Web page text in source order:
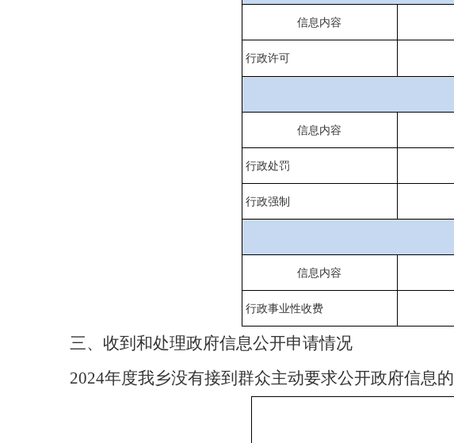
信息内容
行政许可
信息内容
行政处罚
行政强制
信息内容
行政事业性收费
三、 收到和处理政府信息公开申请情况
2024年度我乡没有接到群众主动要求公开政府信息